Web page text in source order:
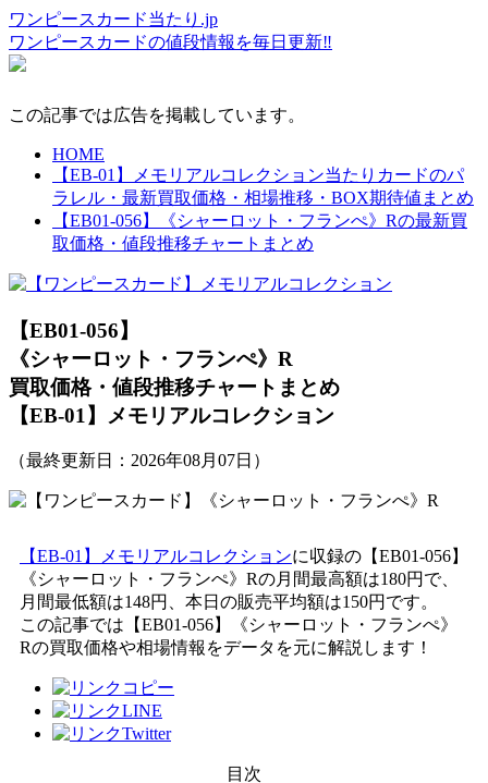
ワンピースカード当たり.jp
ワンピースカードの値段情報を毎日更新‼
この記事では広告を掲載しています。
HOME
【EB-01】メモリアルコレクション当たりカードのパ
ラレル・最新買取価格・相場推移・BOX期待値まとめ
【EB01-056】《シャーロット・フランぺ》Rの最新買
取価格・値段推移チャートまとめ
【EB01-056】
《シャーロット・フランぺ》R
買取価格・値段推移チャートまとめ
【EB-01】メモリアルコレクション
（最終更新日： 2026年08月07日 ）
【EB-01】メモリアルコレクションに収録の【EB01-056】
《シャーロット・フランぺ》Rの月間最高額は180円で、
月間最低額は148円、本日の販売平均額は150円です。
この記事では【EB01-056】《シャーロット・フランぺ》
Rの買取価格や相場情報をデータを元に解説します！
目次